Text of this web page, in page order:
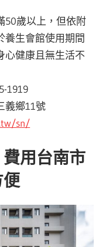
50歲以上，但依附
養生會館使用期間
心健康且無生活不
1919
義鄉11號
sn/
用台南市